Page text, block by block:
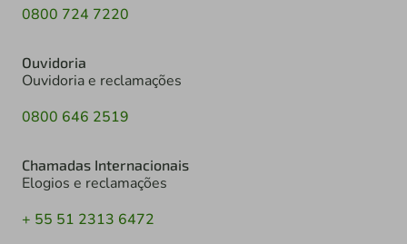
0800 724 7220
Ouvidoria
Ouvidoria e reclamações
0800 646 2519
Chamadas Internacionais
Elogios e reclamações
+ 55 51 2313 6472